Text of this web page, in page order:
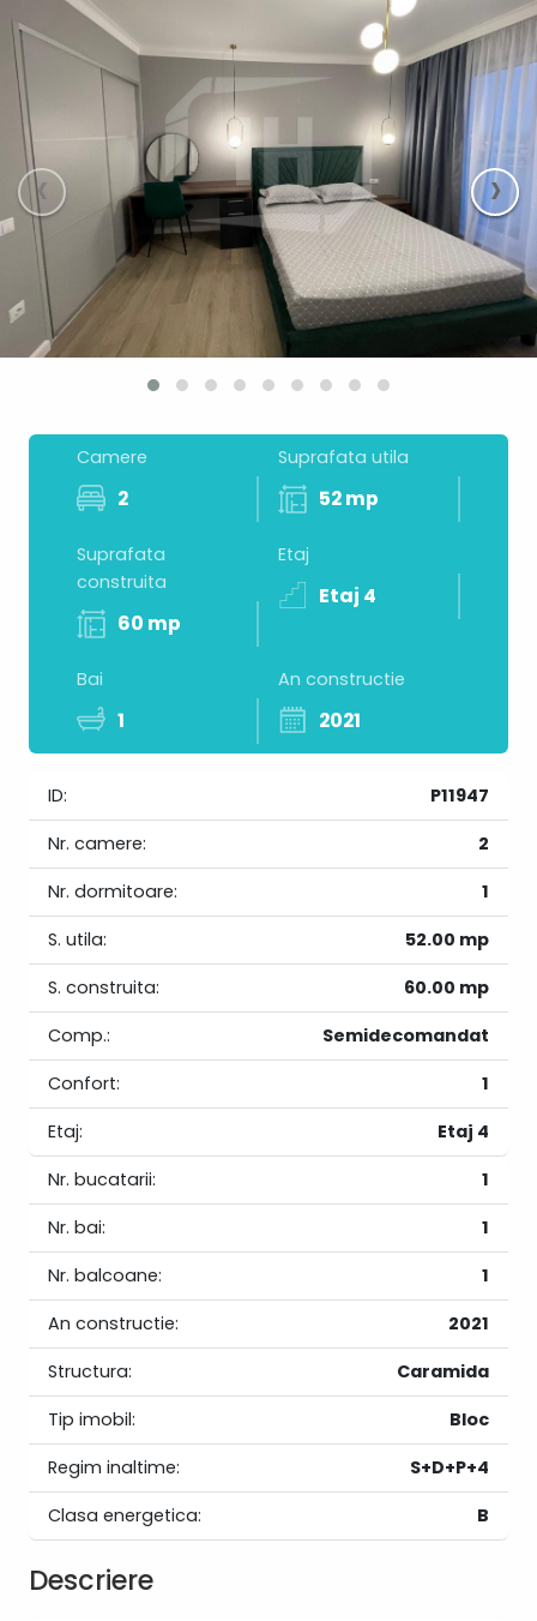
‹ ›
Camere
2
Suprafata utila
52 mp
Suprafata
construita
60 mp
Etaj
Etaj 4
Bai
1
An constructie
2021
ID:
P11947
Nr. camere:
2
Nr. dormitoare:
1
S. utila:
52.00 mp
S. construita:
60.00 mp
Comp.:
Semidecomandat
Confort:
1
Etaj:
Etaj 4
Nr. bucatarii:
1
Nr. bai:
1
Nr. balcoane:
1
An constructie:
2021
Structura:
Caramida
Tip imobil:
Bloc
Regim inaltime:
S+D+P+4
Clasa energetica:
B
Descriere